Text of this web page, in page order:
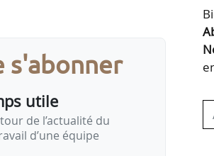
Nous sommes à 99 %
Cela pèse donc sur le marché
s'abonner
utile
de l’actualité du
d’une équipe